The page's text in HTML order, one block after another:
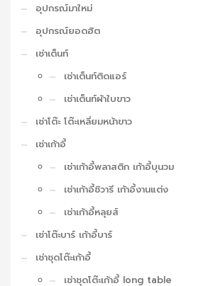
อุปกรณ์มาใหม่
อุปกรณ์ยอดฮิต
เช่าเต็นท์
เช่าเต็นท์ติดแอร์
เช่าเต็นท์ผ้าใบขาว
เช่าโต๊ะ โต๊ะเหลี่ยมหน้าขาว
เช่าเก้าอี้
เช่าเก้าอี้พลาสติก เก้าอี้บุนวม
เช่าเก้าอี้ชิวารี เก้าอี้งานแต่ง
เช่าเก้าอี้หลุยส์
เช่าโต๊ะบาร์ เก้าอี้บาร์
เช่าชุดโต๊ะเก้าอี้
เช่าชุดโต๊ะเก้าอี้ long table